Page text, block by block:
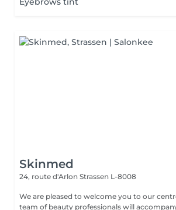
Skinmed
24, route d'Arlon Strassen L-8008
We are pleased to welcome you to our centre in
team of beauty professionals will